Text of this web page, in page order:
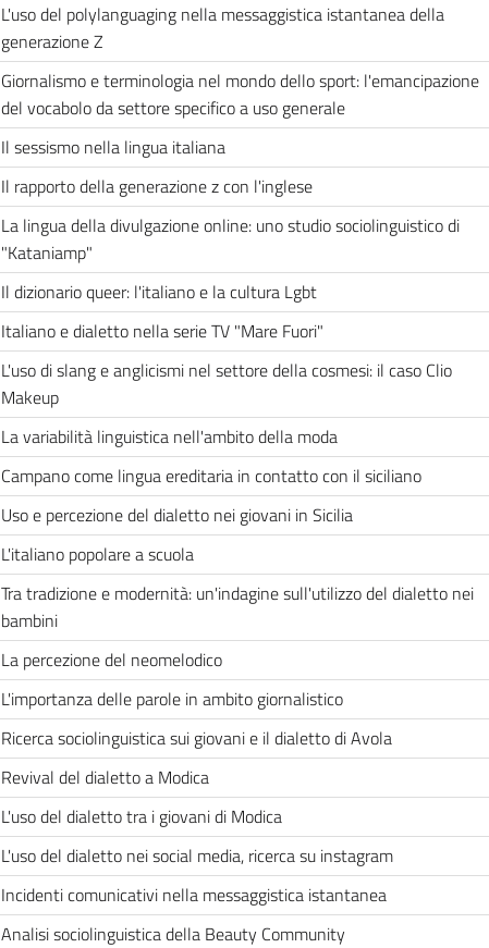
L'uso del polylanguaging nella messaggistica istantanea della
generazione Z
Giornalismo e terminologia nel mondo dello sport: l'emancipazione
del vocabolo da settore specifico a uso generale
Il sessismo nella lingua italiana
Il rapporto della generazione z con l'inglese
La lingua della divulgazione online: uno studio sociolinguistico di
"Kataniamp"
Il dizionario queer: l'italiano e la cultura Lgbt
Italiano e dialetto nella serie TV "Mare Fuori"
L'uso di slang e anglicismi nel settore della cosmesi: il caso Clio
Makeup
La variabilità linguistica nell'ambito della moda
Campano come lingua ereditaria in contatto con il siciliano
Uso e percezione del dialetto nei giovani in Sicilia
L'italiano popolare a scuola
Tra tradizione e modernità: un'indagine sull'utilizzo del dialetto nei
bambini
La percezione del neomelodico
L'importanza delle parole in ambito giornalistico
Ricerca sociolinguistica sui giovani e il dialetto di Avola
Revival del dialetto a Modica
L'uso del dialetto tra i giovani di Modica
L'uso del dialetto nei social media, ricerca su instagram
Incidenti comunicativi nella messaggistica istantanea
Analisi sociolinguistica della Beauty Community